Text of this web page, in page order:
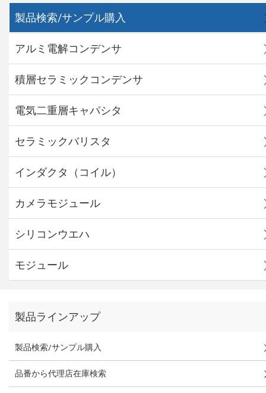
製品検索/サンプル購入
アルミ電解コンデンサ
積層セラミックコンデンサ
電気二重層キャパシタ
セラミックバリスタ
インダクタ（コイル）
カメラモジュール
シリコンウエハ
モジュール
製品ラインアップ
製品検索/サンプル購入
品番から代理店在庫検索